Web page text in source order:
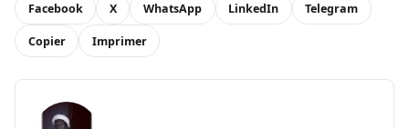
Facebook X WhatsApp LinkedIn Telegram
Copier Imprimer